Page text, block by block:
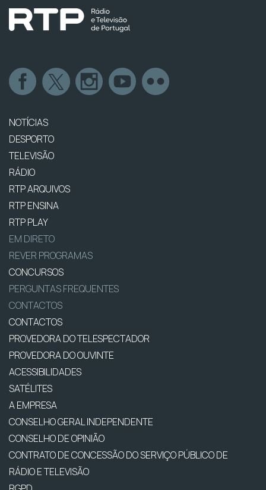
NOTÍCIAS
DESPORTO
TELEVISÃO
RÁDIO
RTP ARQUIVOS
RTP ENSINA
RTP PLAY
EM DIRETO
REVER PROGRAMAS
CONCURSOS
PERGUNTAS FREQUENTES
CONTACTOS
CONTACTOS
PROVEDORA DO TELESPECTADOR
PROVEDORA DO OUVINTE
ACESSIBILIDADES
SATÉLITES
A EMPRESA
CONSELHO GERAL INDEPENDENTE
CONSELHO DE OPINIÃO
CONTRATO DE CONCESSÃO DO SERVIÇO PÚBLICO DE
RÁDIO E TELEVISÃO